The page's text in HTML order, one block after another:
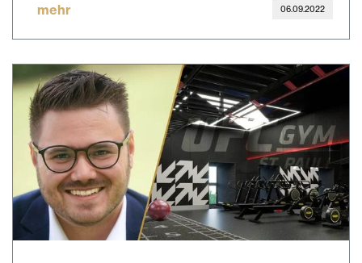
mehr 06.09.2022